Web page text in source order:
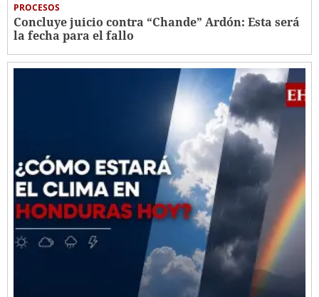
PROCESOS
Concluye juicio contra “Chande” Ardón: Esta será
la fecha para el fallo